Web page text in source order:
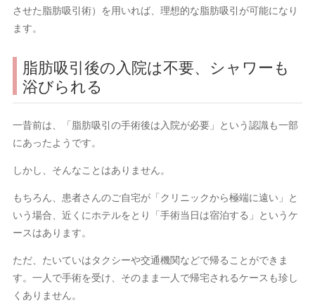
させた脂肪吸引術）を用いれば、理想的な脂肪吸引が可能になり
ます。
脂肪吸引後の入院は不要、シャワーも
浴びられる
一昔前は、「脂肪吸引の手術後は入院が必要」という認識も一部
にあったようです。
しかし、そんなことはありません。
もちろん、患者さんのご自宅が「クリニックから極端に遠い」と
いう場合、近くにホテルをとり「手術当日は宿泊する」というケ
ースはあります。
ただ、たいていはタクシーや交通機関などで帰ることができま
す。一人で手術を受け、そのまま一人で帰宅されるケースも珍し
くありません。